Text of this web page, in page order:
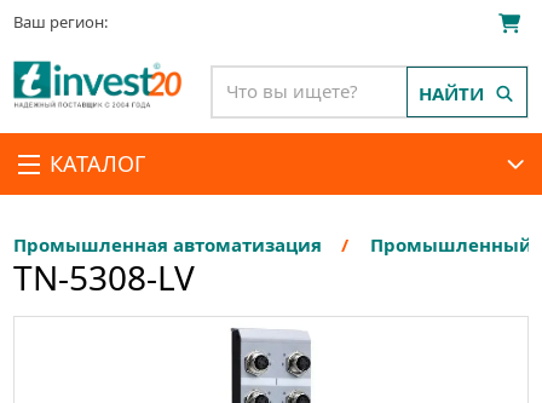
Ваш регион:
КАТАЛОГ
НАЙТИ
Промышленная автоматизация Промышленный
TN-5308-LV